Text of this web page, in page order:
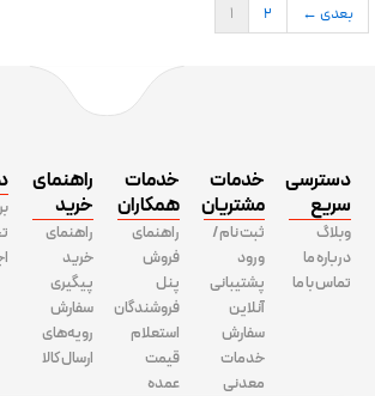
بعدی ←
دسترسی
سریع
وبلاگ
درباره ما
تماس با ما
خدمات
مشتریان
ثبت نام /
ورود
پشتیبانی
آنلاین
سفارش
خدمات
معدنی
خدمات
همکاران
راهنمای
فروش
پنل
فروشندگان
استعلام
قیمت
عمده
راهنمای
خرید
راهنمای
خرید
پیگیری
سفارش
رویه‌های
ارسال کالا